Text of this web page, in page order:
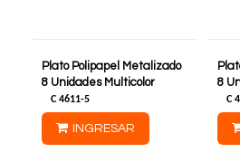
Plato Polipapel Metalizado
8 Unidades Multicolor
C 4611-5
INGRESAR
8
C